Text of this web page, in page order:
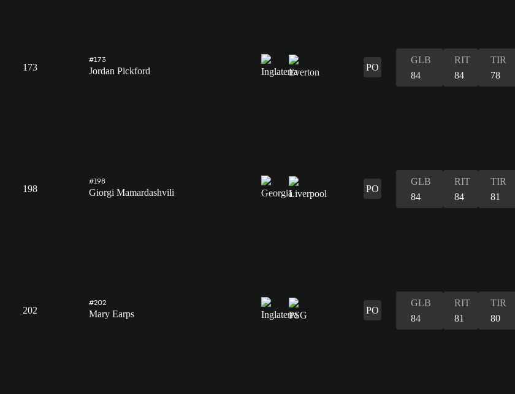
173
#173
Jordan Pickford PO
GLB
84
RIT
84
TIR
78
198
#198
Giorgi Mamardashvili PO
GLB
84
RIT
84
TIR
81
202
#202
Mary Earps PO
GLB
84
RIT
81
TIR
80